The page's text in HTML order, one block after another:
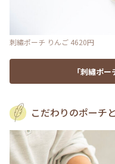
刺繡ポーチ りんご 4620円
「刺繡ポ
こだわりのポーチ